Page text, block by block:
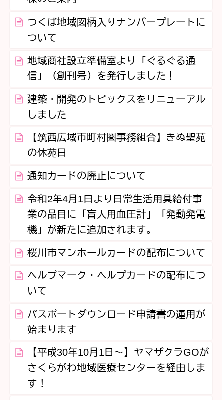
つくば地域図柄入りナンバープレートに
ついて
地域商社設立準備室より「ぐるぐる通
信」（創刊号）を発行しました！
建築・開発のトピックスをリニューアル
しました
【筑西広域市町村圏事務組合】きぬ聖苑
の休苑日
通知カードの廃止について
令和2年4月1日より日常生活用具給付事
業の品目に「盲人用血圧計」「発動発電
機」が新たに追加されます。
桜川市マンホールカードの配布について
ヘルプマーク・ヘルプカードの配布につ
いて
パスポートダウンロード申請書の運用が
始まります
【平成30年10月1日～】ヤマザクラGOが
さくらがわ地域医療センターを経由しま
す！